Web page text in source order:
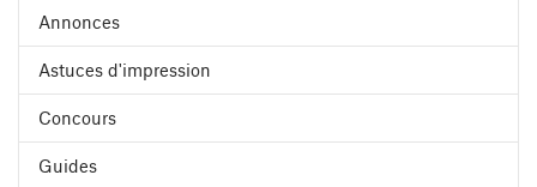
Annonces
Astuces d'impression
Concours
Guides